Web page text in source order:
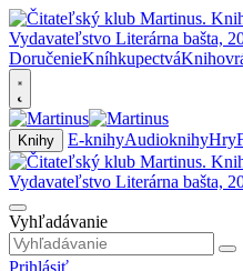
DoručenieKníhkupectvá
Knihy E-knihyAudioknihyHry
Vyhľadávanie
Prihlásiť